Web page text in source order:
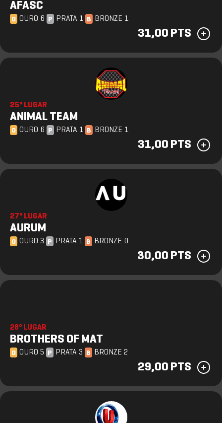
AFASC
O OURO 6 P PRATA 1 B BRONZE 1
31,00 PTS
25º LUGAR
ANIMAL TEAM
O OURO 6 P PRATA 1 B BRONZE 1
31,00 PTS
27º LUGAR
AURUM
O OURO 3 P PRATA 1 B BRONZE 0
30,00 PTS
28º LUGAR
BROTHERS OF MAT
O OURO 5 P PRATA 3 B BRONZE 2
29,00 PTS